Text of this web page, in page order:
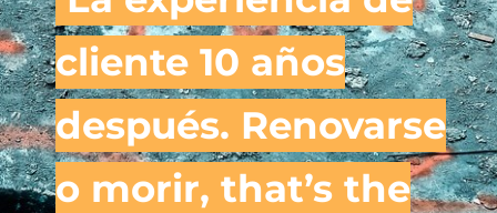
cliente 10 años
después. Renovarse
o morir, that’s the